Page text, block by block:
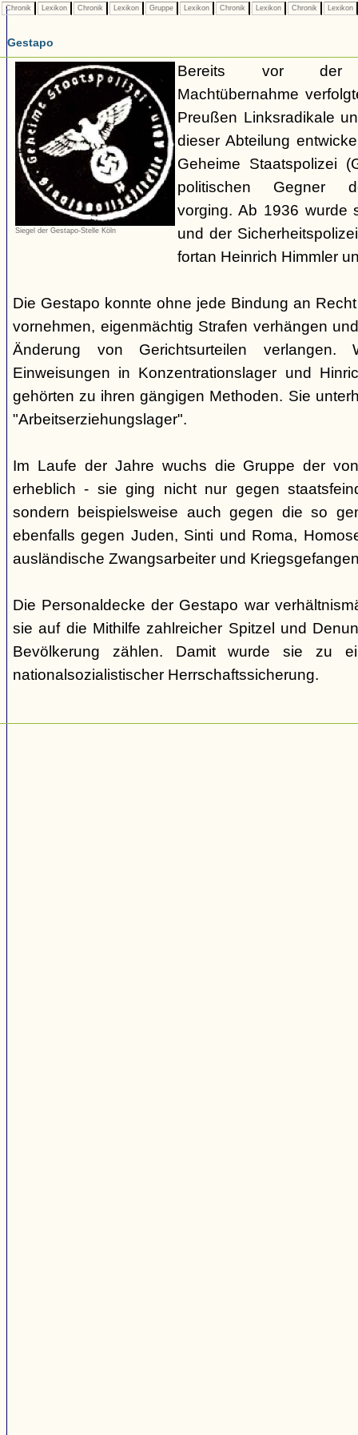
Chronik Lexikon Chronik Lexikon Gruppe Lexikon Chronik Lexikon Chronik Lexikon
Gestapo
Siegel der Gestapo-Stelle Köln
Bereits vor der
Machtübernahme
Preußen Linksradikale
dieser Abteilung
Geheime Staatspolizei
politischen Gegner
vorging. Ab 1936 wurde
und der
fortan Heinrich Himmler
Die Gestapo konnte ohne jede Bindung an
vornehmen, eigenmächtig Strafen verhängen
Änderung von Gerichtsurteilen verlangen.
Einweisungen in Konzentrationslager und
gehörten zu ihren gängigen Methoden. Sie
"Arbeitserziehungslager".
Im Laufe der Jahre wuchs die Gruppe der
erheblich - sie ging nicht nur gegen
sondern beispielsweise auch gegen die so
ebenfalls gegen Juden, Sinti und Roma,
ausländische Zwangsarbeiter und
Die Personaldecke der Gestapo war
sie auf die Mithilfe zahlreicher Spitzel und
Bevölkerung zählen. Damit wurde sie zu
nationalsozialistischer Herrschaftssicherung.